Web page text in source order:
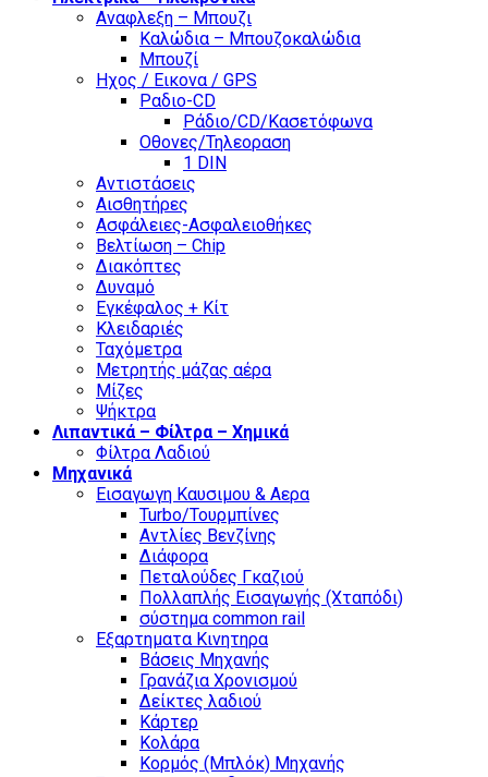
Αναφλεξη – Μπουζι
Καλώδια – Μπουζοκαλώδια
Μπουζί
Ηχος / Εικονα / GPS
Ραδιο-CD
Ράδιο/CD/Κασετόφωνα
Οθονες/Τηλεοραση
1 DIN
Αντιστάσεις
Αισθητήρες
Ασφάλειες-Ασφαλειοθήκες
Βελτίωση – Chip
Διακόπτες
Δυναμό
Εγκέφαλος + Κίτ
Κλειδαριές
Ταχόμετρα
Μετρητής μάζας αέρα
Μίζες
Ψήκτρα
Λιπαντικά – Φίλτρα – Χημικά
Φίλτρα Λαδιού
Μηχανικά
Εισαγωγη Καυσιμου & Αερα
Turbo/Τουρμπίνες
Αντλίες Βενζίνης
Διάφορα
Πεταλούδες Γκαζιού
Πολλαπλής Εισαγωγής (Χταπόδι)
σύστημα common rail
Εξαρτηματα Κινητηρα
Βάσεις Μηχανής
Γρανάζια Χρονισμού
Δείκτες λαδιού
Κάρτερ
Κολάρα
Κορμός (Μπλόκ) Μηχανής